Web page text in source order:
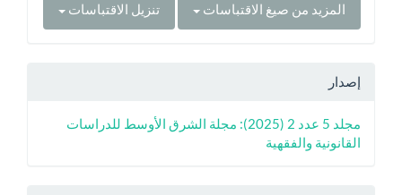
المزيد من صيغ الاقتباسات تنزيل الاقتباسات
إصدار
مجلد 5 عدد 2 (2025): مجلة الشرق الأوسط للدراسات
القانونية والفقهية